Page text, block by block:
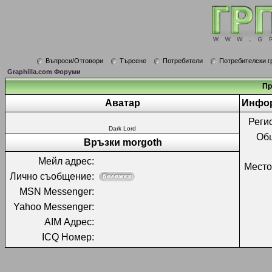
Въпроси/Отговори Търсене Потребители
Потребителски
Graphilla.com Форуми
Аватар
Dark Lord
Връзки morgoth
Мейл адрес:
Лично съобщение:
MSN Messenger:
Yahoo Messenger:
AIM Адрес:
ICQ Номер: